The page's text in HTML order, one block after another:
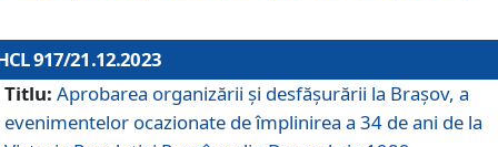
917/21.12.2023
Titlu: Aprobarea organizării şi desfăşurării la Braşov, a
evenimentelor ocazionate de împlinirea a 34 de ani de la